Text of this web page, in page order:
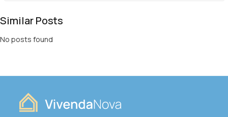
Similar Posts
No posts found